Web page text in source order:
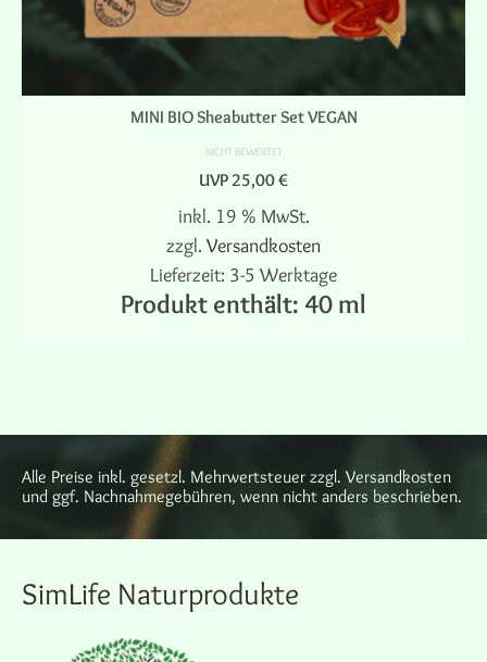
MINI BIO Sheabutter Set VEGAN
NICHT BEWERTET
UVP25,00€
inkl. 19 % MwSt.
zzgl.Versandkosten
Lieferzeit: 3-5 Werktage
Produkt enthält: 40 ml
Alle Preise inkl. gesetzl. Mehrwertsteuer zzgl. Versandkosten
und ggf. Nachnahmegebühren, wenn nicht anders beschrieben.
SimLife Naturprodukte